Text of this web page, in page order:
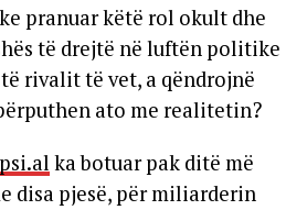
pranuar këtë rol okult dhe
të drejtë në luftën politike
rivalit të vet, a qëndrojnë
ato me realitetin?
ka botuar pak ditë më
disa pjesë, për miliarderin